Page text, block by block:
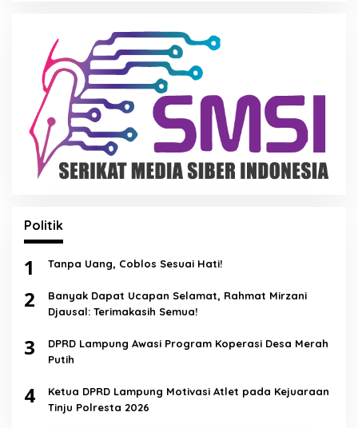
Politik
1 Tanpa Uang, Coblos Sesuai Hati!
2
Banyak Dapat Ucapan Selamat, Rahmat Mirzani
Djausal: Terimakasih Semua!
3
DPRD Lampung Awasi Program Koperasi Desa Merah
Putih
4
Ketua DPRD Lampung Motivasi Atlet pada Kejuaraan
Tinju Polresta 2026